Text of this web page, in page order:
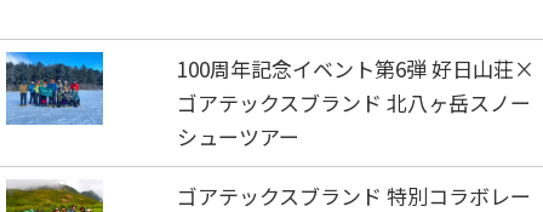
100周年記念イベント第6弾 好日山荘×
ゴアテックスブランド 北八ヶ岳スノー
シューツアー
ゴアテックスブランド 特別コラボレー